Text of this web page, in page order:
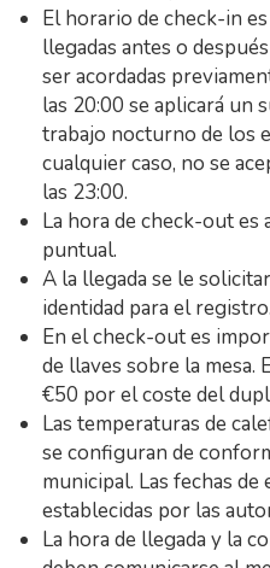
El horario de check-in
llegadas antes o
ser acordadas
las 20:00 se aplicará un
trabajo nocturno de los
cualquier caso, no se
las 23:00.
La hora de check-out es
puntual.
A la llegada se le
identidad para el registro.
En el check-out es
de llaves sobre la mesa.
€50 por el coste del
Las temperaturas de
se configuran de
municipal. Las fechas
establecidas por las
La hora de llegada y la